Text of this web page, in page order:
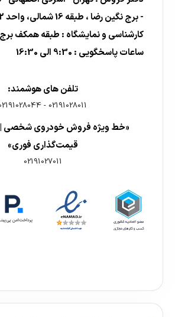
- برج نگین رضا ، طبقه 16 شمالی، واحد 1602
کارشناسی و نمایشگاه : طبقه همکف
ساعات پاسخگویی : 9:30 الی 16:30
تلفن های هوشمند:
02191028011
-
«خط ویژه فروش خودروی شخصی |
قیمت‌گذاری فوری»
02191027011